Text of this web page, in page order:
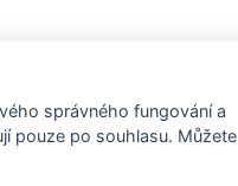
správného fungování a
pouze po souhlasu. Můžete